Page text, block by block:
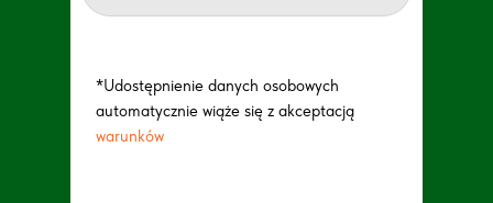
*Udostępnienie danych osobowych
automatycznie wiąże się z akceptacją
warunków.